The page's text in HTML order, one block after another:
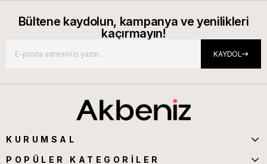
Bültene kaydolun, kampanya ve yenilikleri
kaçırmayın!
KAYDOL
KURUMSAL
POPÜLER KATEGORİLER